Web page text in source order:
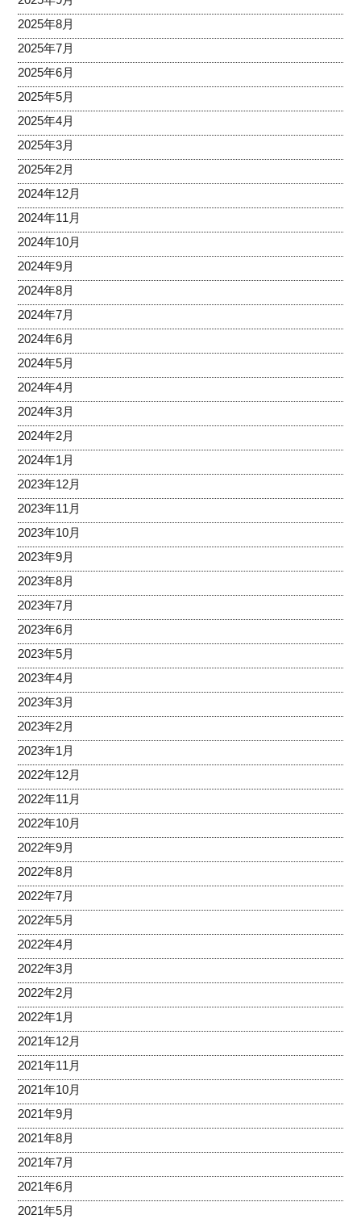
2025年8月
2025年7月
2025年6月
2025年5月
2025年4月
2025年3月
2025年2月
2024年12月
2024年11月
2024年10月
2024年9月
2024年8月
2024年7月
2024年6月
2024年5月
2024年4月
2024年3月
2024年2月
2024年1月
2023年12月
2023年11月
2023年10月
2023年9月
2023年8月
2023年7月
2023年6月
2023年5月
2023年4月
2023年3月
2023年2月
2023年1月
2022年12月
2022年11月
2022年10月
2022年9月
2022年8月
2022年7月
2022年5月
2022年4月
2022年3月
2022年2月
2022年1月
2021年12月
2021年11月
2021年10月
2021年9月
2021年8月
2021年7月
2021年6月
2021年5月